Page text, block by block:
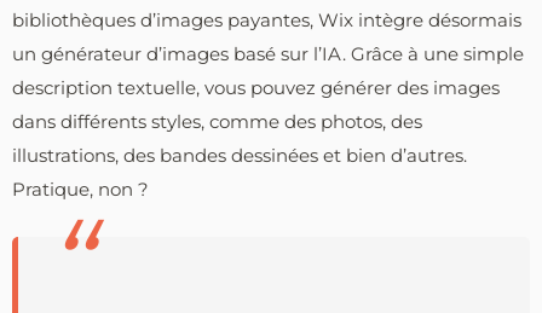
bibliothèques d’images payantes, Wix intègre désormais
un générateur d’images basé sur l’IA. Grâce à une simple
description textuelle, vous pouvez générer des images
dans différents styles, comme des photos, des
illustrations, des bandes dessinées et bien d’autres.
Pratique, non ?